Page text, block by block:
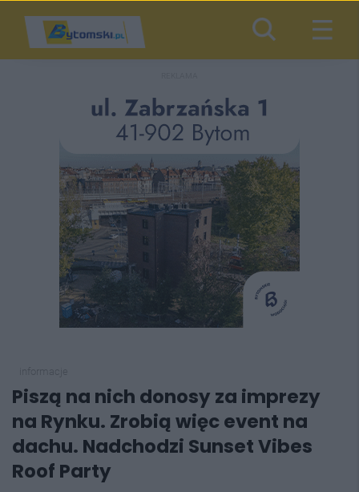
Piszą na nich donosy za imprezy
na Rynku. Zrobią więc event na
dachu. Nadchodzi Sunset Vibes
Roof Party